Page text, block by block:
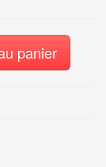
panier